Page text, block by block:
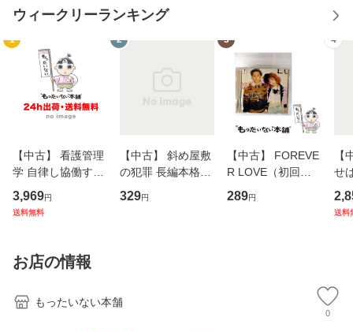
ウィークリーランキング
1
【中古】 看護管理
学 自律し協働する
専門職の看護マネ
ジメントスキル 改
恵 藤本幸三 / 南江
堂 [単行
3,969円
送料無料
2
【中古】 斜め屋敷
の犯罪 長編本格推
理小説 (光文社文
庫) / 島田荘司 / 光
329円
3
【中古】 FOREVE
R LOVE（初回生
産限定盤） / 清水
翔太×加藤ミリヤ /
289円
4
【
せ
タ
送料
お店の情報
もったいない本舗
0